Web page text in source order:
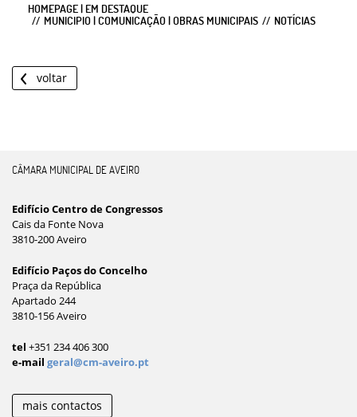
HOMEPAGE | EM DESTAQUE
MUNICIPIO | COMUNICAÇÃO | OBRAS MUNICIPAIS
NOTÍCIAS
voltar
CÂMARA MUNICIPAL DE AVEIRO
Edifício Centro de Congressos
Cais da Fonte Nova
3810-200 Aveiro
Edifício Paços do Concelho
Praça da República
Apartado 244
3810-156 Aveiro
tel +351 234 406 300
e-mail geral@cm-aveiro.pt
mais contactos